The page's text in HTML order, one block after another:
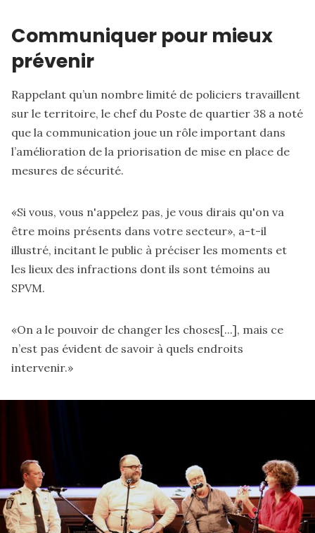
Communiquer pour mieux
prévenir
Rappelant qu’un nombre limité de policiers travaillent
sur le territoire, le chef du Poste de quartier 38 a noté
que la communication joue un rôle important dans
l’amélioration de la priorisation de mise en place de
mesures de sécurité.
«Si vous, vous n'appelez pas, je vous dirais qu'on va
être moins présents dans votre secteur», a-t-il
illustré, incitant le public à préciser les moments et
les lieux des infractions dont ils sont témoins au
SPVM.
«On a le pouvoir de changer les choses[...], mais ce
n’est pas évident de savoir à quels endroits
intervenir.»